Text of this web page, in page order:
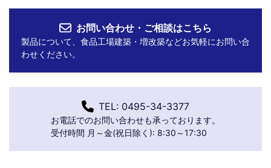
お問い合わせ・ご相談はこちら
製品について、食品工場建築・増改築などお気軽にお問い合
わせください。
TEL: 0495-34-3377
お電話でのお問い合わせも承っております。
受付時間 月～金(祝日除く): 8:30～17:30